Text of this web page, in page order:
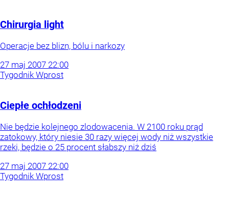
Chirurgia light
Operacje bez blizn, bólu i narkozy
27 maj 2007 22:00
Tygodnik Wprost
Ciepłe ochłodzeni
Nie będzie kolejnego zlodowacenia. W 2100 roku prąd
zatokowy, który niesie 30 razy więcej wody niż wszystkie
rzeki, będzie o 25 procent słabszy niż dziś
27 maj 2007 22:00
Tygodnik Wprost